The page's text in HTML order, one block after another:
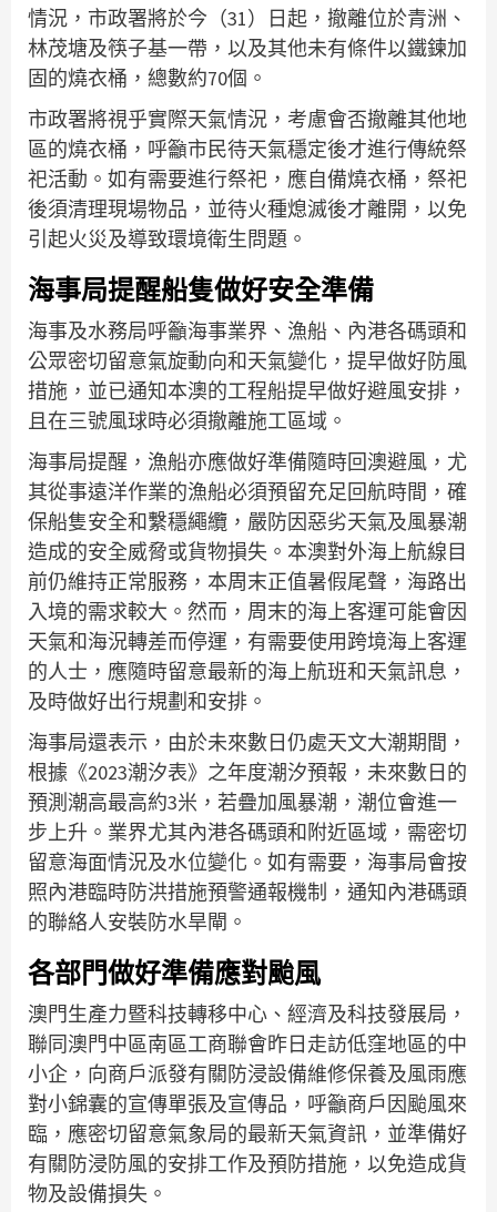
情況，市政署將於今（31）日起，撤離位於青洲、
林茂塘及筷子基一帶，以及其他未有條件以鐵鍊加
固的燒衣桶，總數約70個。
市政署將視乎實際天氣情況，考慮會否撤離其他地
區的燒衣桶，呼籲市民待天氣穩定後才進行傳統祭
祀活動。如有需要進行祭祀，應自備燒衣桶，祭祀
後須清理現場物品，並待火種熄滅後才離開，以免
引起火災及導致環境衛生問題。
海事局提醒船隻做好安全準備
海事及水務局呼籲海事業界、漁船、內港各碼頭和
公眾密切留意氣旋動向和天氣變化，提早做好防風
措施，並已通知本澳的工程船提早做好避風安排，
且在三號風球時必須撤離施工區域。
海事局提醒，漁船亦應做好準備隨時回澳避風，尤
其從事遠洋作業的漁船必須預留充足回航時間，確
保船隻安全和繫穩繩纜，嚴防因惡劣天氣及風暴潮
造成的安全威脅或貨物損失。本澳對外海上航線目
前仍維持正常服務，本周末正值暑假尾聲，海路出
入境的需求較大。然而，周末的海上客運可能會因
天氣和海況轉差而停運，有需要使用跨境海上客運
的人士，應隨時留意最新的海上航班和天氣訊息，
及時做好出行規劃和安排。
海事局還表示，由於未來數日仍處天文大潮期間，
根據《2023潮汐表》之年度潮汐預報，未來數日的
預測潮高最高約3米，若疊加風暴潮，潮位會進一
步上升。業界尤其內港各碼頭和附近區域，需密切
留意海面情況及水位變化。如有需要，海事局會按
照內港臨時防洪措施預警通報機制，通知內港碼頭
的聯絡人安裝防水旱閘。
各部門做好準備應對颱風
澳門生產力暨科技轉移中心、經濟及科技發展局，
聯同澳門中區南區工商聯會昨日走訪低窪地區的中
小企，向商戶派發有關防浸設備維修保養及風雨應
對小錦囊的宣傳單張及宣傳品，呼籲商戶因颱風來
臨，應密切留意氣象局的最新天氣資訊，並準備好
有關防浸防風的安排工作及預防措施，以免造成貨
物及設備損失。